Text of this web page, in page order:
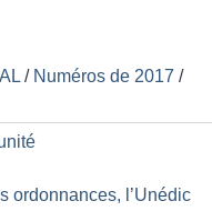
/ Numéros de 2017 /
ordonnances, l’Unédic